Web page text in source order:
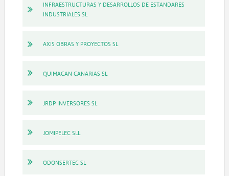
INFRAESTRUCTURAS Y DESARROLLOS DE ESTANDARES
INDUSTRIALES SL
AXIS OBRAS Y PROYECTOS SL
QUIMACAN CANARIAS SL
JRDP INVERSORES SL
JOMIPELEC SLL
ODONSERTEC SL